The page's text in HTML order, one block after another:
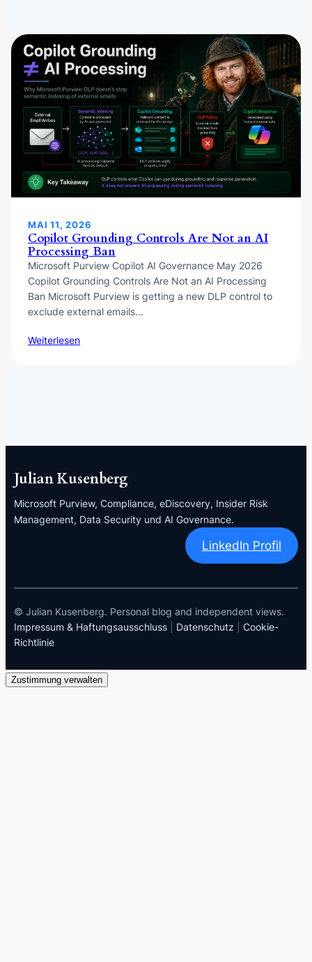
MAI 11, 2026
Copilot Grounding Controls Are Not an AI
Processing Ban
Microsoft Purview Copilot AI Governance May 2026
Copilot Grounding Controls Are Not an AI Processing
Ban Microsoft Purview is getting a new DLP control to
exclude external emails…
Weiterlesen
Julian Kusenberg
Microsoft Purview, Compliance, eDiscovery, Insider Risk
Management, Data Security und AI Governance.
LinkedIn Profil
© Julian Kusenberg. Personal blog and independent views.
Impressum & Haftungsausschluss
Datenschutz
Cookie-
Richtlinie
Zustimmung verwalten